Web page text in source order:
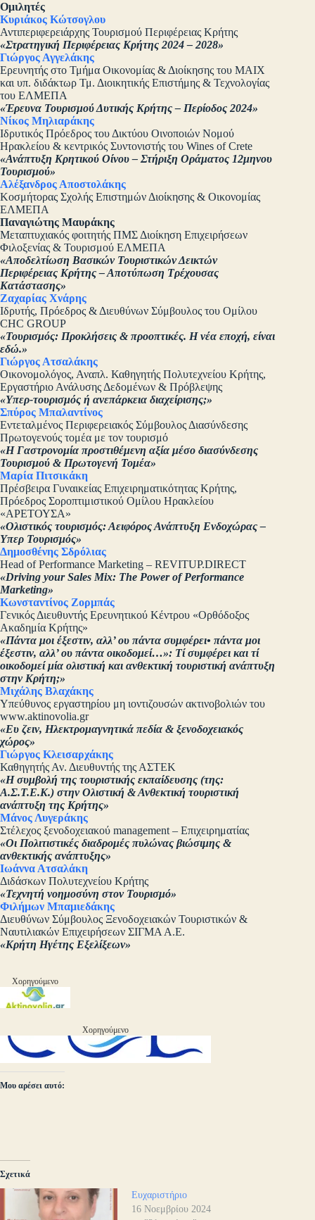
Ομιλητές
Κυριάκος Κώτσογλου
Αντιπεριφερειάρχης Τουρισμού Περιφέρειας Κρήτης
«Στρατηγική Περιφέρειας Κρήτης 2024 – 2028»
Γιώργος Αγγελάκης
Ερευνητής στο Τμήμα Οικονομίας & Διοίκησης του ΜΑΙΧ
και υπ. διδάκτωρ Τμ. Διοικητικής Επιστήμης & Τεχνολογίας
του ΕΛΜΕΠΑ
«Έρευνα Τουρισμού Δυτικής Κρήτης – Περίοδος 2024»
Νίκος Μηλιαράκης
Ιδρυτικός Πρόεδρος του Δικτύου Οινοποιών Νομού
Ηρακλείου & κεντρικός Συντονιστής του Wines of Crete
«Ανάπτυξη Κρητικού Οίνου – Στήριξη Οράματος 12μηνου
Τουρισμού»
Αλέξανδρος Αποστολάκης
Κοσμήτορας Σχολής Επιστημών Διοίκησης & Οικονομίας
ΕΛΜΕΠΑ
Παναγιώτης Μαυράκης
Μεταπτυχιακός φοιτητής ΠΜΣ Διοίκηση Επιχειρήσεων
Φιλοξενίας & Τουρισμού ΕΛΜΕΠΑ
«Αποδελτίωση Βασικών Τουριστικών Δεικτών
Περιφέρειας Κρήτης – Αποτύπωση Τρέχουσας
Κατάστασης»
Ζαχαρίας Χνάρης
Ιδρυτής, Πρόεδρος & Διευθύνων Σύμβουλος του Ομίλου
CHC GROUP
«Τουρισμός: Προκλήσεις & προοπτικές. Η νέα εποχή, είναι
εδώ.»
Γιώργος Ατσαλάκης
Οικονομολόγος, Αναπλ. Καθηγητής Πολυτεχνείου Κρήτης,
Εργαστήριο Ανάλυσης Δεδομένων & Πρόβλεψης
«Υπερ-τουρισμός ή ανεπάρκεια διαχείρισης;»
Σπύρος Μπαλαντίνος
Εντεταλμένος Περιφερειακός Σύμβουλος Διασύνδεσης
Πρωτογενούς τομέα με τον τουρισμό
«Η Γαστρονομία προστιθέμενη αξία μέσο διασύνδεσης
Τουρισμού & Πρωτογενή Τομέα»
Μαρία Πιτσικάκη
Πρέσβειρα Γυναικείας Επιχειρηματικότητας Κρήτης,
Πρόεδρος Σοροπτιμιστικού Ομίλου Ηρακλείου
«ΑΡΕΤΟΥΣΑ»
«Ολιστικός τουρισμός: Αειφόρος Ανάπτυξη Ενδοχώρας –
Υπερ Τουρισμός»
Δημοσθένης Σδρόλιας
Head of Performance Marketing – REVITUP.DIRECT
«Driving your Sales Mix: The Power of Performance
Marketing»
Κωνσταντίνος Ζορμπάς
Γενικός Διευθυντής Ερευνητικού Κέντρου «Ορθόδοξος
Ακαδημία Κρήτης»
«Πάντα μοι έξεστιν, αλλ’ ου πάντα συμφέρει• πάντα μοι
έξεστιν, αλλ’ ου πάντα οικοδομεί…»: Τί συμφέρει και τί
οικοδομεί μία ολιστική και ανθεκτική τουριστική ανάπτυξη
στην Κρήτη;»
Μιχάλης Βλαχάκης
Υπεύθυνος εργαστηρίου μη ιοντιζουσών ακτινοβολιών του
www.aktinovolia.gr
«Ευ ζειν, Ηλεκτρομαγνητικά πεδία & ξενοδοχειακός
χώρος»
Γιώργος Κλεισαρχάκης
Καθηγητής Αν. Διευθυντής της ΑΣΤΕΚ
«Η συμβολή της τουριστικής εκπαίδευσης (της:
Α.Σ.Τ.Ε.Κ.) στην Ολιστική & Ανθεκτική τουριστική
ανάπτυξη της Κρήτης»
Μάνος Λυγεράκης
Στέλεχος ξενοδοχειακού management – Επιχειρηματίας
«Οι Πολιτιστικές διαδρομές πυλώνας βιώσιμης &
ανθεκτικής ανάπτυξης»
Ιωάννα Ατσαλάκη
Διδάσκων Πολυτεχνείου Κρήτης
«Τεχνητή νοημοσύνη στον Τουρισμό»
Φιλήμων Μπαμιεδάκης
Διευθύνων Σύμβουλος Ξενοδοχειακών Τουριστικών &
Ναυτιλιακών Επιχειρήσεων ΣΙΓΜΑ Α.Ε.
«Κρήτη Ηγέτης Εξελίξεων»
Χορηγούμενο
Χορηγούμενο
Μου αρέσει αυτό:
Σχετικά
Ευχαριστήριο
16 Νοεμβρίου 2024